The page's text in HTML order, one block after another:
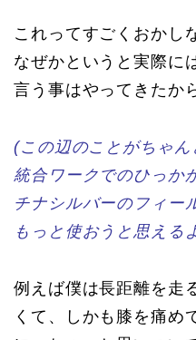
これってすごくおかし
なぜかというと実際に
言う事はやってきたか
(この辺のことがちゃ
統合ワークでのひっか
チナシルバーのフィー
もっと使おうと思える
例えば僕は長距離を走
くて、しかも膝を痛め